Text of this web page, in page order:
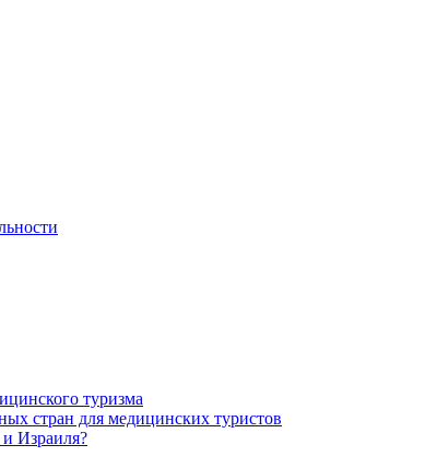
туризма
стран для медицинских туристов
Израиля?